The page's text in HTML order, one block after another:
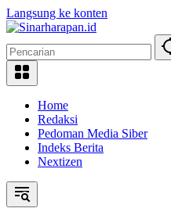
Langsung ke konten
Home
Redaksi
Pedoman Media Siber
Indeks Berita
Nextizen